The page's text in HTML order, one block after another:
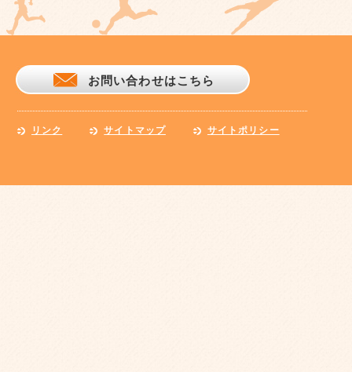
お問い合わせはこちら
リンク サイトマップ サイトポリシー